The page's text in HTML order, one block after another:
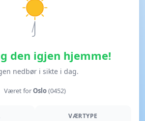
den igjen hjemme!
nedbør i sikte i dag.
Været forOslo(0452)
VÆRTYPE